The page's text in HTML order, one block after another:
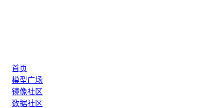
首页
模型广场
镜像社区
数据社区